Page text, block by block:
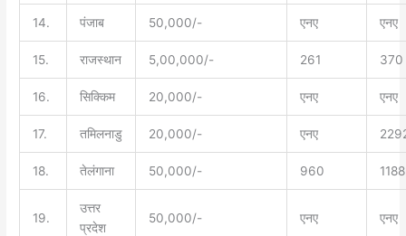
14. पंजाब 50,000/- एनए एनए
15. राजस्थान 5,00,000/- 261 370
16. सिक्किम 20,000/- एनए एनए
17. तमिलनाडु 20,000/- एनए
18. तेलंगाना 50,000/- 960 1188
19.
उत्तर
प्रदेश
50,000/- एनए एनए